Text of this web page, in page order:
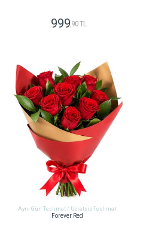
999,90 TL
Aynı Gün Teslimat / Ücretsiz Teslimat
Forever Red